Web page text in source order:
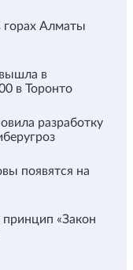
горах Алматы
в
в Торонто
разработку
появятся на
принцип «Закон